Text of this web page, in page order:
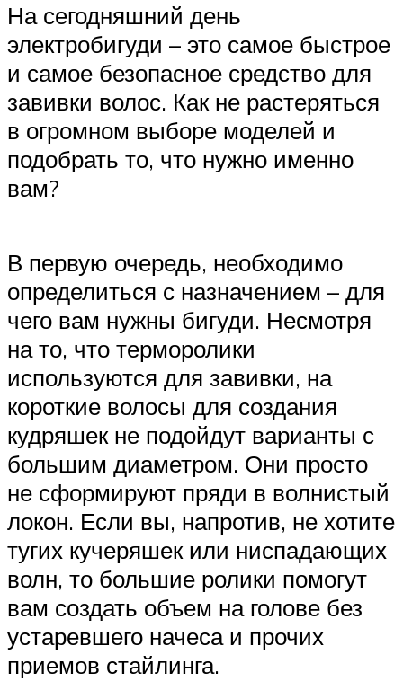
На сегодняшний день
электробигуди – это самое быстрое
и самое безопасное средство для
завивки волос. Как не растеряться
в огромном выборе моделей и
подобрать то, что нужно именно
вам?
В первую очередь, необходимо
определиться с назначением – для
чего вам нужны бигуди. Несмотря
на то, что терморолики
используются для завивки, на
короткие волосы для создания
кудряшек не подойдут варианты с
большим диаметром. Они просто
не сформируют пряди в волнистый
локон. Если вы, напротив, не хотите
тугих кучеряшек или ниспадающих
волн, то большие ролики помогут
вам создать объем на голове без
устаревшего начеса и прочих
приемов стайлинга.